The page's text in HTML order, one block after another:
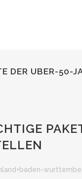
DER UBER-50-